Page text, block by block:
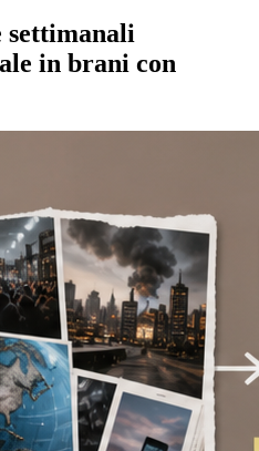
settimanali
in brani con